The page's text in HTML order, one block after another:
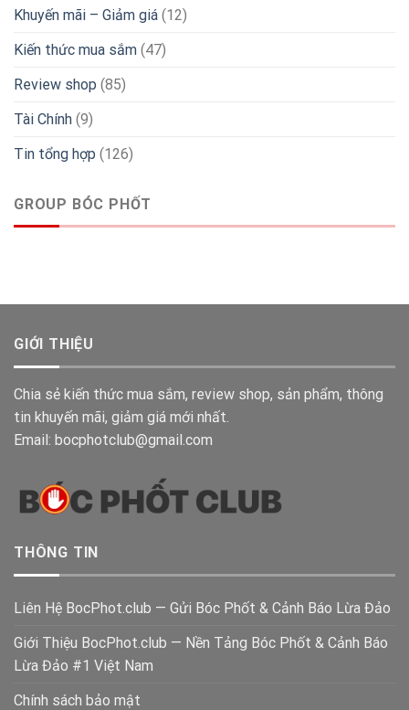
Khuyến mãi – Giảm giá (12)
Kiến thức mua sắm (47)
Review shop (85)
Tài Chính (9)
Tin tổng hợp (126)
GROUP BÓC PHỐT
GIỚI THIỆU
Chia sẻ kiến thức mua sắm, review shop, sản phẩm, thông
tin khuyến mãi, giảm giá mới nhất.
Email: bocphotclub@gmail.com
THÔNG TIN
Liên Hệ BocPhot.club — Gửi Bóc Phốt & Cảnh Báo Lừa Đảo
Giới Thiệu BocPhot.club — Nền Tảng Bóc Phốt & Cảnh Báo
Lừa Đảo #1 Việt Nam
Chính sách bảo mật